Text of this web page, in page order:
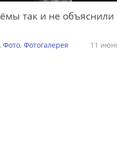
так и не объяснили
, Фото, Фотогалерея 11